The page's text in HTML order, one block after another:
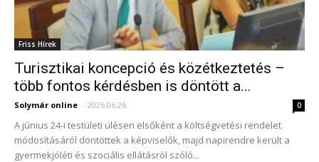
Friss Hírek
Turisztikai koncepció és közétkeztetés –
több fontos kérdésben is döntött a...
Solymár online - 2026.06.26. 0
A június 24-i testületi ülésen elsőként a költségvetési rendelet
módosításáról döntöttek a képviselők, majd napirendre került a
gyermekjóléti és szociális ellátásról szóló...